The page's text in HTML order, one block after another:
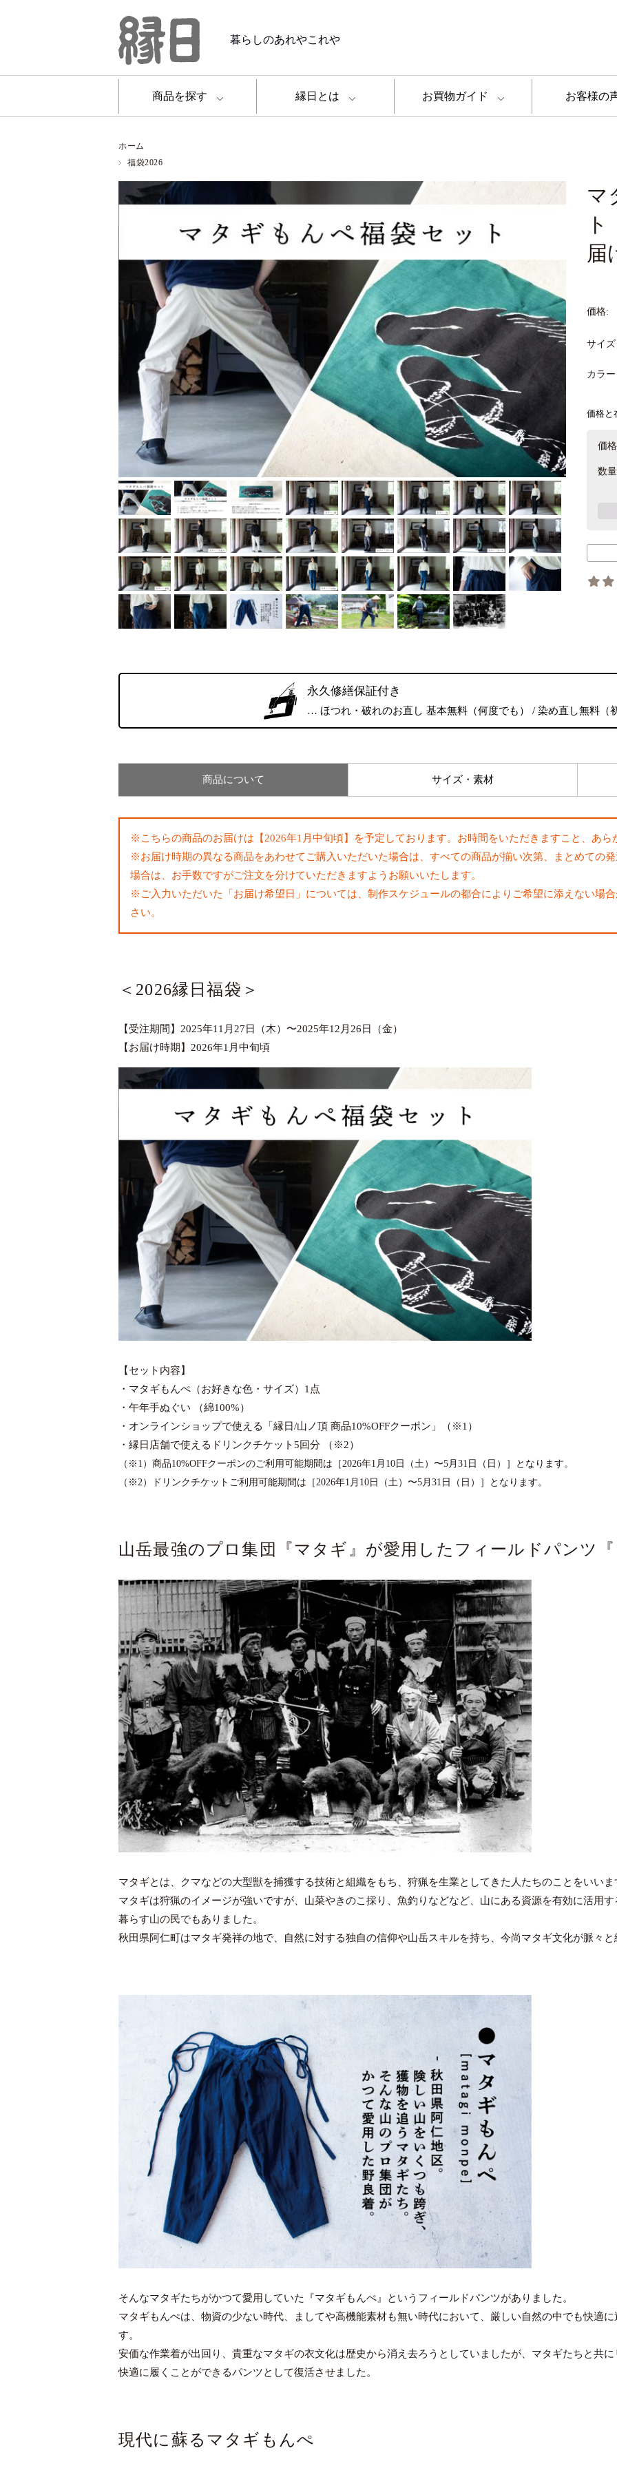
暮らしのあれやこれや
商品を探す 縁日とは お買物ガイド お客様の
ホーム
福袋2026
マ
届
価格:
サイズ
カラー
価格と
価
数
永久修繕保証付き
… ほつれ・破れのお直し 基本無料（何度でも） / 染め直し無料（
商品について サイズ・素材
※こちらの商品のお届けは【2026年1月中旬頃】を予定しております。お時間をいただきますこと、あら
※お届け時期の異なる商品をあわせてご購入いただいた場合は、すべての商品が揃い次第、まとめての
場合は、お手数ですがご注文を分けていただきますようお願いいたします。
※ご入力いただいた「お届け希望日」については、制作スケジュールの都合によりご希望に添えない場
さい。
＜2026縁日福袋＞
【受注期間】2025年11月27日（木）〜2025年12月26日（金）
【お届け時期】2026年1月中旬頃
【セット内容】
・マタギもんぺ（お好きな色・サイズ）1点
・午年手ぬぐい （綿100%）
・オンラインショップで使える「縁日/山ノ頂 商品10%OFFクーポン」（※1）
・縁日店舗で使えるドリンクチケット5回分 （※2）
（※1）商品10%OFFクーポンのご利用可能期間は［2026年1月10日（土）〜5月31日（日）］となります。
（※2）ドリンクチケットご利用可能期間は［2026年1月10日（土）〜5月31日（日）］となります。
山岳最強のプロ集団『マタギ』が愛用したフィールドパンツ『
マタギとは、クマなどの大型獣を捕獲する技術と組織をもち、狩猟を生業としてきた人たちのことをいいま
マタギは狩猟のイメージが強いですが、山菜やきのこ採り、魚釣りなどなど、山にある資源を有効に活用
暮らす山の民でもありました。
秋田県阿仁町はマタギ発祥の地で、自然に対する独自の信仰や山岳スキルを持ち、今尚マタギ文化が脈々と
そんなマタギたちがかつて愛用していた『マタギもんぺ』というフィールドパンツがありました。
マタギもんぺは、物資の少ない時代、ましてや高機能素材も無い時代において、厳しい自然の中でも快適
す。
安価な作業着が出回り、貴重なマタギの衣文化は歴史から消え去ろうとしていましたが、マタギたちと共
快適に履くことができるパンツとして復活させました。
現代に蘇るマタギもんぺ